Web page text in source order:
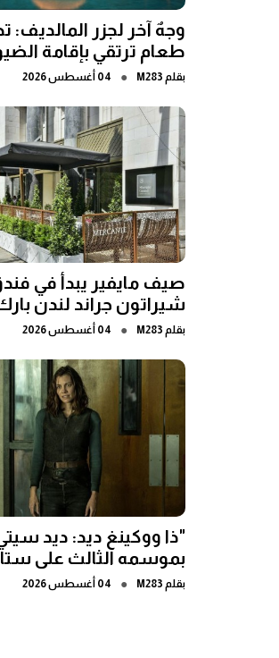
وجهٌ آخر لجزر المالديف:
طعام ترتقي بإقامة
بقلم M283
● 04 أغسطس 2026
صيف مايفير يبدأ في
شيراتون جراند لندن
بقلم M283
● 04 أغسطس 2026
"ذا ووكينغ ديد: ديد
بموسمه الثالث على
بقلم M283
● 04 أغسطس 2026